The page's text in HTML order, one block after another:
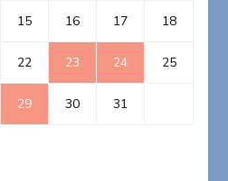
15 16 17 18
22 23 24 25
29 30 31